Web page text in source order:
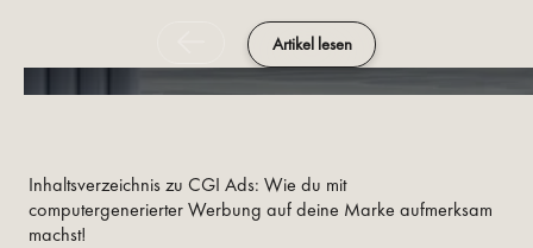
Artikel lesen
Inhaltsverzeichnis zu CGI Ads: Wie du mit
computergenerierter Werbung auf deine Marke aufmerksam
machst!